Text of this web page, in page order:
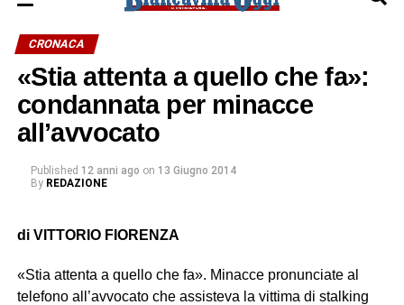
CRONACA
«Stia attenta a quello che fa»:
condannata per minacce
all’avvocato
Published 12 anni ago on 13 Giugno 2014
By REDAZIONE
di VITTORIO FIORENZA
«Stia attenta a quello che fa». Minacce pronunciate al
telefono all’avvocato che assisteva la vittima di stalking